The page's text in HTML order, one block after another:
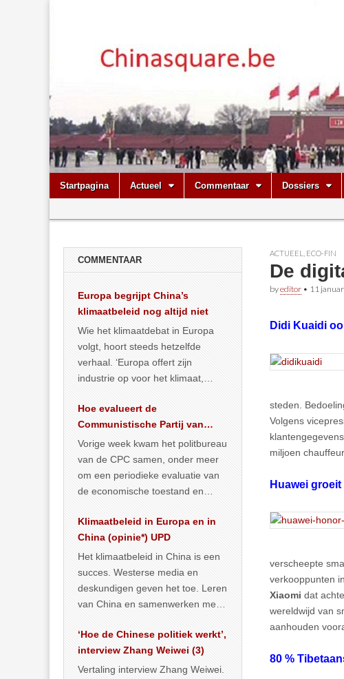
Chinasquare.be
Main
menu
Skip
Startpagina Actueel Commentaar Dossiers
menu
ACTUEEL ECO-FIN
De
byeditor • 11
Didi Kuaidi
steden.
Volgens
miljoen
Huawei
verscheepte
verkooppunten
Xiaomi dat
wereldwijd van
aanhouden
80 %
COMMENTAAR
Europa begrijpt China’s
klimaatbeleid nog altijd niet
Wie het klimaatdebat in Europa
volgt, hoort steeds hetzelfde
verhaal. ‘Europa offert zijn
industrie op voor het klimaat,
vergroening… >> lees meer
Hoe evalueert de
Communistische Partij van
China de economische
toestand?
Vorige week kwam het politbureau
van de CPC samen, onder meer
om een periodieke evaluatie van
de economische toestand en
publiceerden… >> lees meer
Klimaatbeleid in Europa en in
China (opinie*) UPD
Het klimaatbeleid in China is een
succes. Westerse media en
deskundigen geven het toe. Leren
van China en samenwerken met
… >> lees meer
‘Hoe de Chinese politiek werkt’,
interview Zhang Weiwei (3)
Vertaling interview Zhang Weiwei.